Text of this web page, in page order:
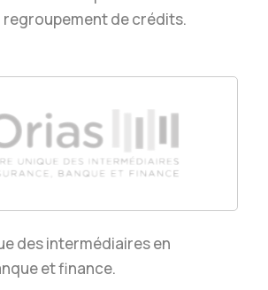
regroupement de crédits.
des intermédiaires en
et finance.